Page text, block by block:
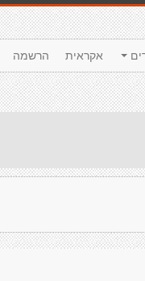
הרשמה אקראית